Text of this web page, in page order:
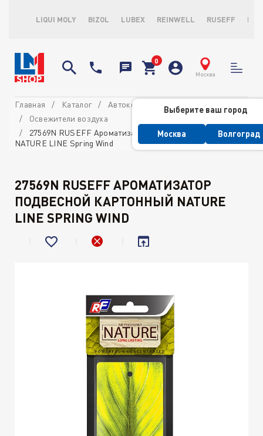
LIQUI MOLY BIZOL LUBEX REINWELL RUSEFF
Москва
Выберите ваш город
Москва Волгоград
Главная Каталог
Автокосметика
Освежители воздуха
27569N RUSEFF Ароматизатор подвесной картонный
NATURE LINE Spring Wind
27569N RUSEFF АРОМАТИЗАТОР
ПОДВЕСНОЙ КАРТОННЫЙ NATURE
LINE SPRING WIND